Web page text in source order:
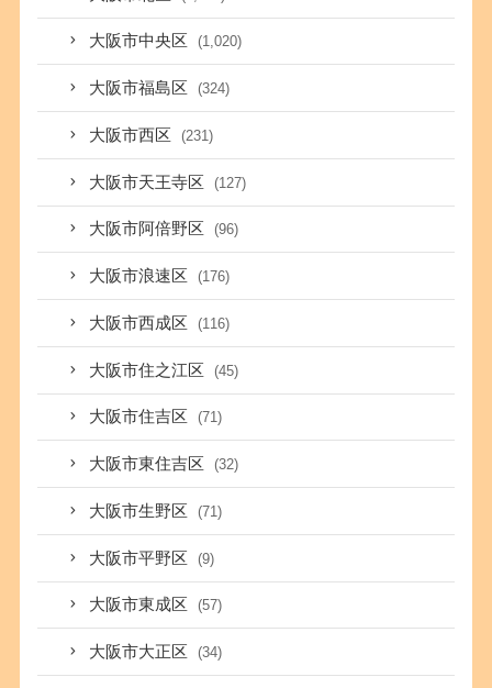
大阪市中央区 (1,020)
大阪市福島区 (324)
大阪市西区 (231)
大阪市天王寺区 (127)
大阪市阿倍野区 (96)
大阪市浪速区 (176)
大阪市西成区 (116)
大阪市住之江区 (45)
大阪市住吉区 (71)
大阪市東住吉区 (32)
大阪市生野区 (71)
大阪市平野区 (9)
大阪市東成区 (57)
大阪市大正区 (34)